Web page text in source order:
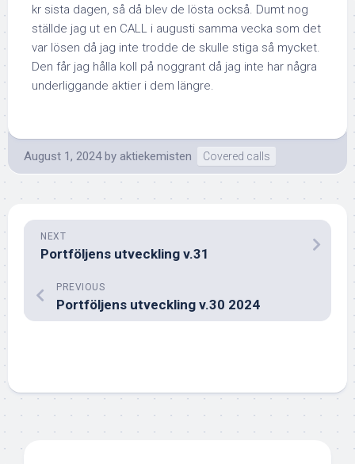
kr sista dagen, så då blev de lösta också. Dumt nog
ställde jag ut en CALL i augusti samma vecka som det
var lösen då jag inte trodde de skulle stiga så mycket.
Den får jag hålla koll på noggrant då jag inte har några
underliggande aktier i dem längre.
August 1, 2024 by aktiekemisten Covered calls
NEXT
Portföljens utveckling v.31
PREVIOUS
Portföljens utveckling v.30 2024